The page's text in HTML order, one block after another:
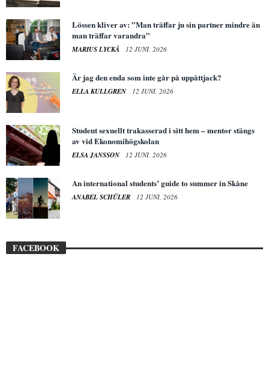
Lössen kliver av: ”Man träffar ju sin partner mindre än
man träffar varandra”
MARIUS LYCKÅ 12 JUNI, 2026
Är jag den enda som inte går på uppåttjack?
ELLA KULLGREN 12 JUNI, 2026
Student sexuellt trakasserad i sitt hem – mentor stängs
av vid Ekonomihögskolan
ELSA JANSSON 12 JUNI, 2026
An international students’ guide to summer in Skåne
ANABEL SCHÜLER 12 JUNI, 2026
FACEBOOK